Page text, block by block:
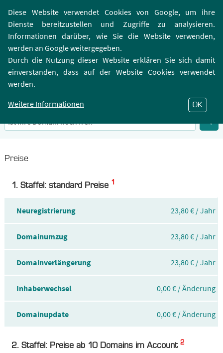
Diese Website verwendet Cookies von Google, um ihre
Dienste bereitzustellen und Zugriffe zu analysieren.
Informationen darüber, wie Sie die Website verwenden,
werden an Google weitergegeben.
Durch die Nutzung dieser Website erklären Sie sich damit
einverstanden, dass auf der Website Cookies verwendet
werden.
Weitere Informationen
OK
.PHOTOGRAPHY-Domain
Preise
1. Staffel: standard Preise 1
Neuregistrierung 23,80 € / Jahr
Domainumzug 23,80 € / Jahr
Domainverlängerung 23,80 € / Jahr
Inhaberwechsel 0,00 € / Änderung
Domainupdate 0,00 € / Änderung
2. Staffel: Preise ab 10 Domains im Account 2